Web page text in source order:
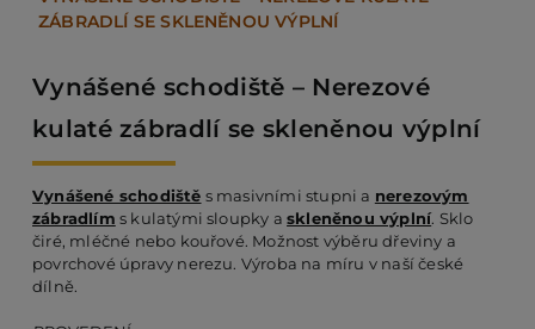
ZÁBRADLÍ SE SKLENĚNOU VÝPLNÍ
Vynášené schodiště – Nerezové
kulaté zábradlí se skleněnou výplní
Vynášené schodiště s masivními stupni a nerezovým
zábradlím s kulatými sloupky askleněnou výplní. Sklo
čiré, mléčné nebo kouřové. Možnost výběru dřeviny a
povrchové úpravy nerezu. Výroba na míru v naší české
dílně.